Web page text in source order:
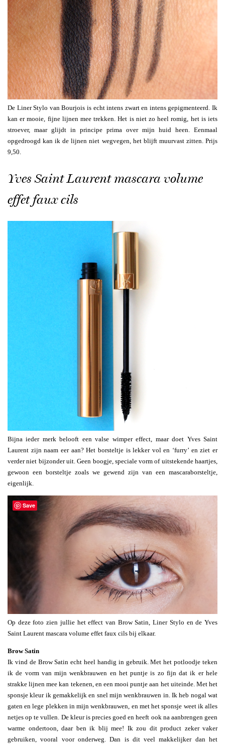
De Liner Stylo van Bourjois is echt intens zwart en intens gepigmenteerd. Ik
kan er mooie, fijne lijnen mee trekken. Het is niet zo heel romig, het is iets
stroever, maar glijdt in principe prima over mijn huid heen. Eenmaal
opgedroogd kan ik de lijnen niet wegvegen, het blijft muurvast zitten. Prijs
9,50.
Yves Saint Laurent mascara volume
effet faux cils
Bijna ieder merk belooft een valse wimper effect, maar doet Yves Saint
Laurent zijn naam eer aan? Het borsteltje is lekker vol en ‘furry’ en ziet er
verder niet bijzonder uit. Geen boogje, speciale vorm of uitstekende haartjes,
gewoon een borsteltje zoals we gewend zijn van een mascaraborsteltje,
eigenlijk.
Op deze foto zien jullie het effect van Brow Satin, Liner Stylo en de Yves
Saint Laurent mascara volume effet faux cils bij elkaar.
Brow Satin
Ik vind de Brow Satin echt heel handig in gebruik. Met het potloodje teken
ik de vorm van mijn wenkbrauwen en het puntje is zo fijn dat ik er hele
strakke lijnen mee kan tekenen, en een mooi puntje aan het uiteinde. Met het
sponsje kleur ik gemakkelijk en snel mijn wenkbrauwen in. Ik heb nogal wat
gaten en lege plekken in mijn wenkbrauwen, en met het sponsje weet ik alles
netjes op te vullen. De kleur is precies goed en heeft ook na aanbrengen geen
warme ondertoon, daar ben ik blij mee! Ik zou dit product zeker vaker
gebruiken, vooral voor onderweg. Dan is dit veel makkelijker dan het
Save